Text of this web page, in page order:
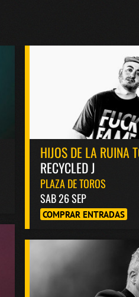
HIJOS DE LA RUINA
RECYCLED J
PLAZA DE TOROS
SAB 26 SEP
COMPRAR ENTRADAS